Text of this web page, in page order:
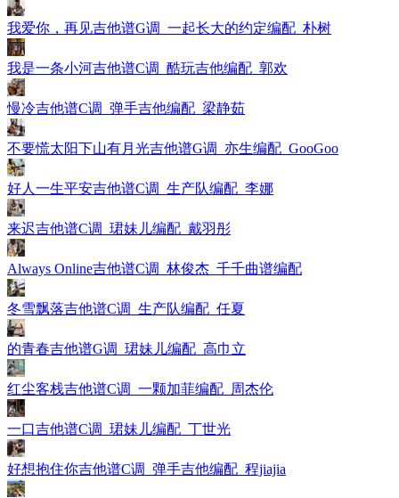
我爱你，再见吉他谱G调_一起长大的约定编配_朴树
我是一条小河吉他谱C调_酷玩吉他编配_郭欢
慢冷吉他谱C调_弹手吉他编配_梁静茹
不要慌太阳下山有月光吉他谱G调_亦生编配_GooGoo
好人一生平安吉他谱C调_生产队编配_李娜
来迟吉他谱C调_珺妹儿编配_戴羽彤
Always Online吉他谱C调_林俊杰_千千曲谱编配
冬雪飘落吉他谱C调_生产队编配_任夏
的青春吉他谱G调_珺妹儿编配_高巾立
红尘客栈吉他谱C调_一颗加菲编配_周杰伦
一口吉他谱C调_珺妹儿编配_丁世光
好想抱住你吉他谱C调_弹手吉他编配_程jiajia